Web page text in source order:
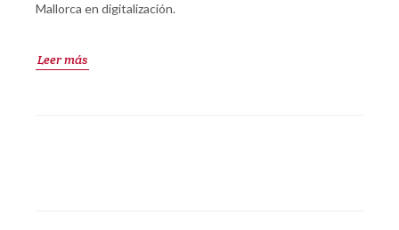
Mallorca en digitalización.
Leer más